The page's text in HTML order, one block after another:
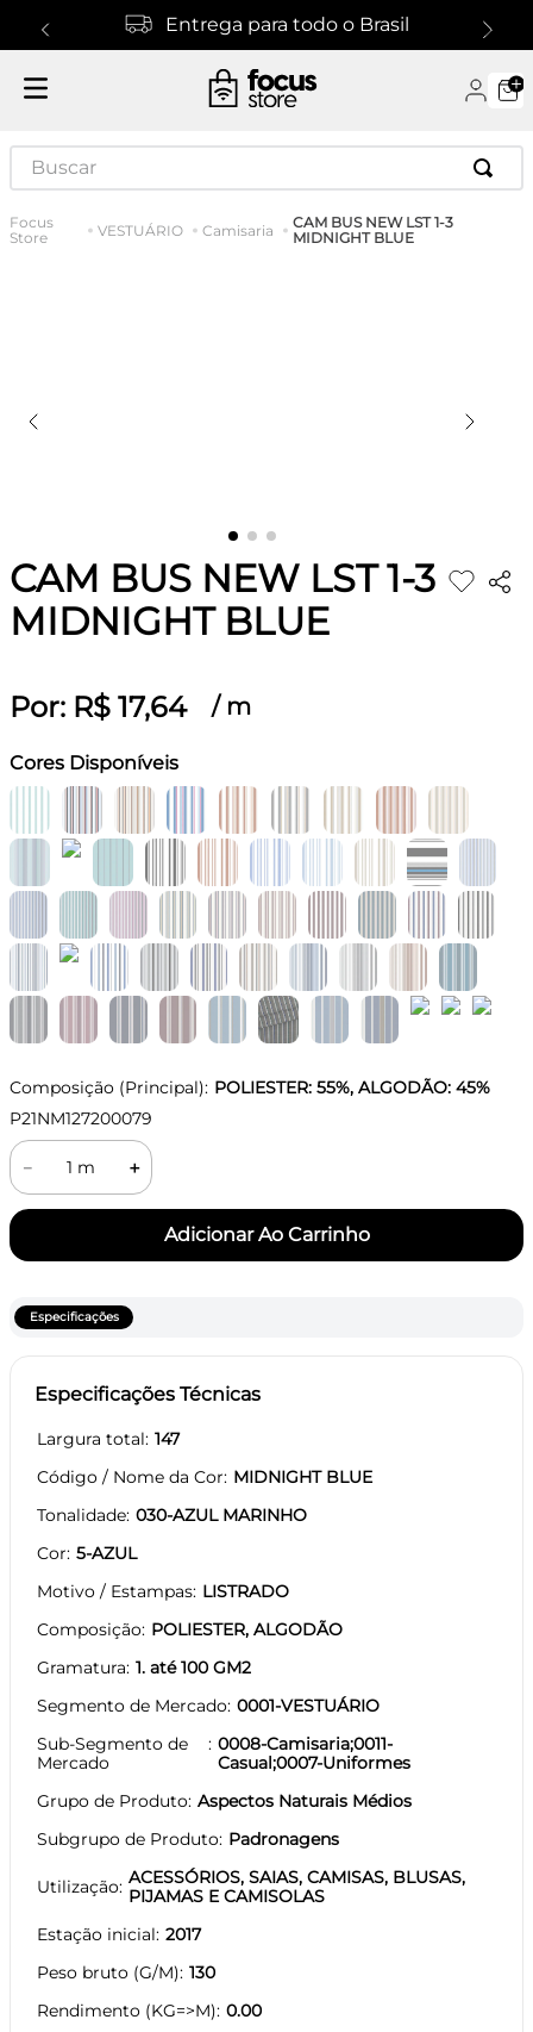
Entrega para todo o Brasil
Buscar
VESTUÁRIO Camisaria
CAM BUS NEW LST 1-3
MIDNIGHT BLUE
CAM BUS NEW LST 1-3
MIDNIGHT BLUE
Por: R$ 17,64 / m
Cores Disponíveis
Composição (Principal): POLIESTER: 55%, ALGODÃO: 45%
P21NM127200079
＋
－
Especificações
Especificações Técnicas
Largura total 147
Código / Nome da Cor MIDNIGHT BLUE
Tonalidade 030-AZUL MARINHO
Cor 5-AZUL
Motivo / Estampas LISTRADO
Composição POLIESTER, ALGODÃO
Gramatura 1. até 100 GM2
Segmento de Mercado 0001-VESTUÁRIO
Sub-Segmento de
Mercado
0008-Camisaria;0011-
Casual;0007-Uniformes
Grupo de Produto Aspectos Naturais Médios
Subgrupo de Produto Padronagens
Utilização ACESSÓRIOS, SAIAS, CAMISAS, BLUSAS,
PIJAMAS E CAMISOLAS
Estação inicial 2017
Peso bruto (G/M) 130
Rendimento (KG=>M) 0.00